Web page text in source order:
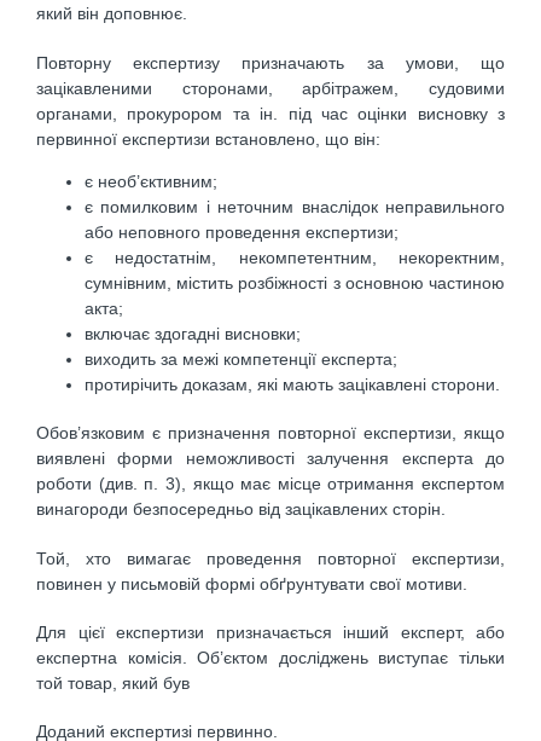
який він доповнює.
Повторну експертизу призначають за умови, що
зацікавленими сторонами, арбітражем, судовими
органами, прокурором та ін. під час оцінки висновку з
первинної експертизи встановлено, що він:
є необ’єктивним;
є помилковим і неточним внаслідок неправильного
або неповного проведення експертизи;
є недостатнім, некомпетентним, некоректним,
сумнівним, містить розбіжності з основною частиною
акта;
включає здогадні висновки;
виходить за межі компетенції експерта;
протирічить доказам, які мають зацікавлені сторони.
Обов’язковим є призначення повторної експертизи, якщо
виявлені форми неможливості залучення експерта до
роботи (див. п. 3), якщо має місце отримання експертом
винагороди безпосередньо від зацікавлених сторін.
Той, хто вимагає проведення повторної експертизи,
повинен у письмовій формі обґрунтувати свої мотиви.
Для цієї експертизи призначається інший експерт, або
експертна комісія. Об’єктом досліджень виступає тільки
той товар, який був
Доданий експертизі первинно.